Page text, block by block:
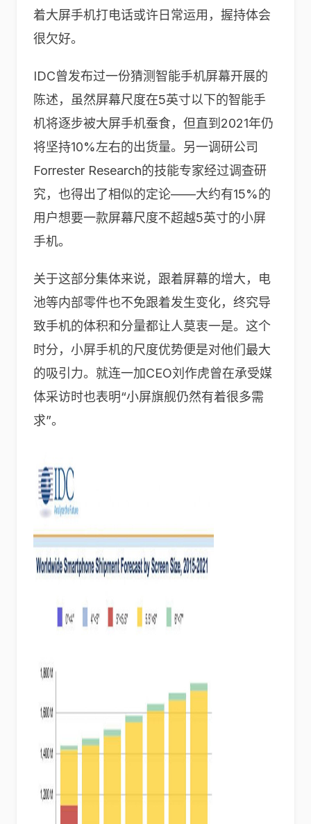
着大屏手机打电话或许日常运用，握持体会
很欠好。
IDC曾发布过一份猜测智能手机屏幕开展的
陈述，虽然屏幕尺度在5英寸以下的智能手
机将逐步被大屏手机蚕食，但直到2021年仍
将坚持10%左右的出货量。另一调研公司
Forrester Research的技能专家经过调查研
究，也得出了相似的定论——大约有15%的
用户想要一款屏幕尺度不超越5英寸的小屏
手机。
关于这部分集体来说，跟着屏幕的增大，电
池等内部零件也不免跟着发生变化，终究导
致手机的体积和分量都让人莫衷一是。这个
时分，小屏手机的尺度优势便是对他们最大
的吸引力。就连一加CEO刘作虎曾在承受媒
体采访时也表明“小屏旗舰仍然有着很多需
求”。